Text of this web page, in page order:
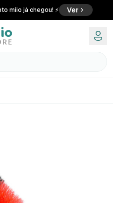
miio já chegou! ⚡ Ver